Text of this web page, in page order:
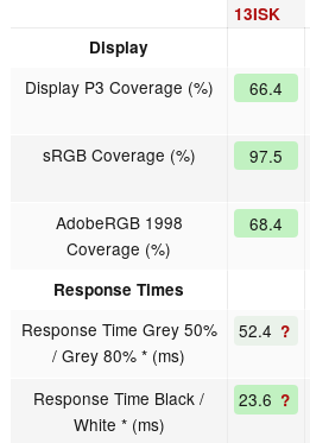
13ISK
Display
Display P3 Coverage (%) 66.4
sRGB Coverage (%) 97.5
AdobeRGB 1998
Coverage (%)
68.4
Response Times
Response Time Grey 50%
/ Grey 80% * (ms)
52.4 ?
Response Time Black /
White * (ms)
23.6 ?